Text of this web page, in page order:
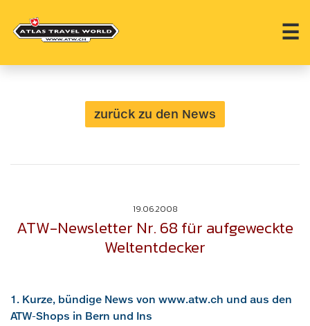
☰
zurück zu den News
19.06.2008
ATW-Newsletter Nr. 68 für aufgeweckte
Weltentdecker
1. Kurze, bündige News von www.atw.ch und aus den
ATW-Shops in Bern und Ins